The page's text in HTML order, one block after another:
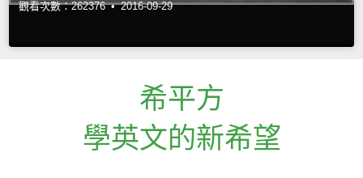
觀看次數：262376 • 2016-09-29
希平方
學英文的新希望